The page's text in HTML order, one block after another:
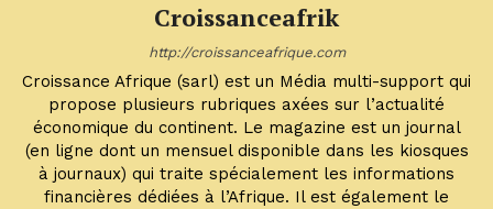
Croissanceafrik
http://croissanceafrique.com
Croissance Afrique (sarl) est un Média multi-support qui
propose plusieurs rubriques axées sur l’actualité
économique du continent. Le magazine est un journal
(en ligne dont un mensuel disponible dans les kiosques
à journaux) qui traite spécialement les informations
financières dédiées à l’Afrique. Il est également le